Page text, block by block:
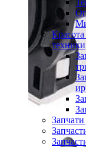
Красота
техники